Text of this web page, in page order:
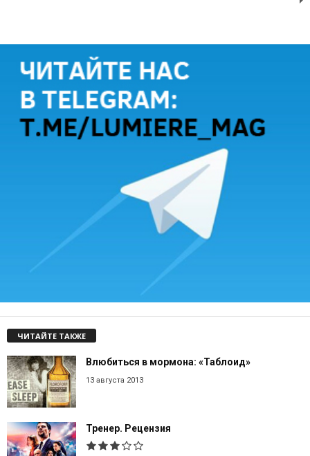
ЧИТАЙТЕ ТАКЖЕ
Влюбиться в мормона: «Таблоид»
13 августа 2013
Тренер. Рецензия